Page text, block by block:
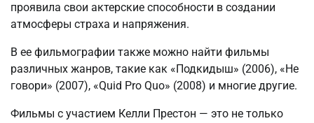
проявила свои актерские способности в создании
атмосферы страха и напряжения.
В ее фильмографии также можно найти фильмы
различных жанров, такие как «Подкидыш» (2006), «Не
говори» (2007), «Quid Pro Quo» (2008) и многие другие.
Фильмы с участием Келли Престон — это не только